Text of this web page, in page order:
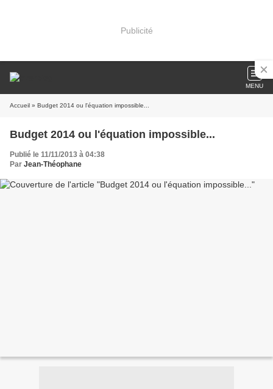
Publicité
MENU
Accueil » Budget 2014 ou l'équation impossible...
Budget 2014 ou l'équation impossible...
Publié le 11/11/2013 à 04:38
Par Jean-Théophane